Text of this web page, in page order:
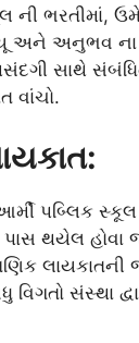
ની ભરતીમાં,
અને અનુભવ ના
સાથે
વાંચો.
પબ્લિક
થયેલ હોવા
લાયકાતની
વિગતો સંસ્થા